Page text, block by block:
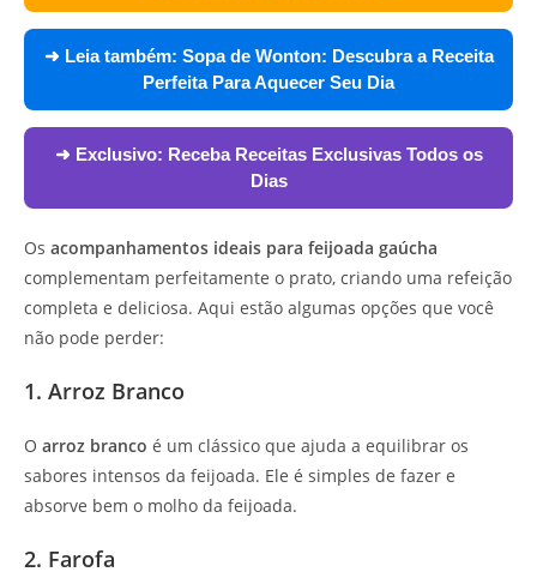
➜ Leia também: Sopa de Wonton: Descubra a Receita
Perfeita Para Aquecer Seu Dia
➜ Exclusivo: Receba Receitas Exclusivas Todos os
Dias
Os acompanhamentos ideais para feijoada gaúcha
complementam perfeitamente o prato, criando uma refeição
completa e deliciosa. Aqui estão algumas opções que você
não pode perder:
1. Arroz Branco
O arroz branco é um clássico que ajuda a equilibrar os
sabores intensos da feijoada. Ele é simples de fazer e
absorve bem o molho da feijoada.
2. Farofa